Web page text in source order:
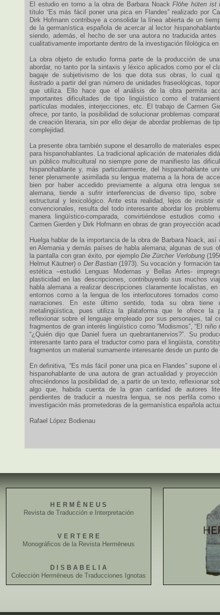
El estudio en torno a la obra de Barbara NoackFlöhe hüten ist
título “Es más fácil poner una pica en Flandes” realizado por
Dirk Hofmann contribuye a consolidar la línea abierta de un
de la germanística española de acercar al lector
siendo, además, el hecho de ser una autora no traducida
cualitativamente importante dentro de la investigación filológica
La obra objeto de estudio forma parte de la producción de
abordar, no tanto por la sintaxis y léxico aplicados como por el
bagaje de subjetivismo de los que dota sus obras, lo cual
ilustrado a partir del gran número de unidades fraseológicas,
que utiliza. Ello hace que el análisis de la obra permita
importantes dificultades de tipo lingüístico como el
partículas modales, interjecciones, etc. El trabajo de Carmen
ofrece, por tanto, la posibilidad de solucionar problemas
de creación literaria, sin por ello dejar de abordar problemas de
complejidad.
La presente obra también supone el desarrollo de materiales
para hispanohablantes. La tradicional aplicación de materiales
un público multicultural no siempre pone de manifiesto las
hispanohablante y, más particularmente, del hispanohablante
tener plenamente asimilada su lengua materna a la hora de
bien por haber accedido previamente a alguna otra lengua
alemana, tiende a sufrir interferencias de diverso tipo,
estructural y lexicológico. Ante esta realidad, lejos de insistir
convencionales, resulta del todo interesante abordar los
manera lingüístico-comparada, convirtiéndose estudios
Carmen Gierden y Dirk Hofmann en obras de gran proyección
Huelga hablar de la importancia de la obra de Barbara Noack,
en Alemania y demás países de habla alemana; algunas de sus
la pantalla con gran éxito, por ejemplo Die Zürcher Verlobung
Helmut Käutner) o Der Bastian(1973). Su vocación y formación
estética –estudió Lenguas Modernas y Bellas Artes-
plasticidad en las descripciones, contribuyendo sus muchos
habla alemana a realizar descripciones claramente localistas,
entornos como a la lengua de los interlocutores tomados
narraciones. En este último sentido, toda su obra tiene
metalingüística, pues utiliza la plataforma que le ofrece la
reflexionar sobre el lenguaje empleado por sus personajes, tal
fragmentos de gran interés lingüístico como “Modismos”, “El niño
“¿Quién dijo que Daniel fuera un quebrantanervios?”. Su
interesante tanto para el traductor como para el lingüista,
fragmentos un material sumamente interesante desde un punto
En definitiva, “Es más fácil poner una pica en Flandes” supone
hispanohablante de una autora de gran actualidad y
ofreciéndonos la posibilidad de, a partir de un texto, reflexionar
algo que, habida cuenta de la gran cantidad de autores
pendientes de traducir a nuestra lengua, se nos perfila
investigación más prometedoras de la germanística española
Rafael López Bodienau
H E R M Ē N E U S
Revista de Traducción e Interpretación
V E R T E R E
Monográficos de la Revista Hermēneus
D I S B A B E L I A
Colección Hermēneus de Traducciones Ignotas